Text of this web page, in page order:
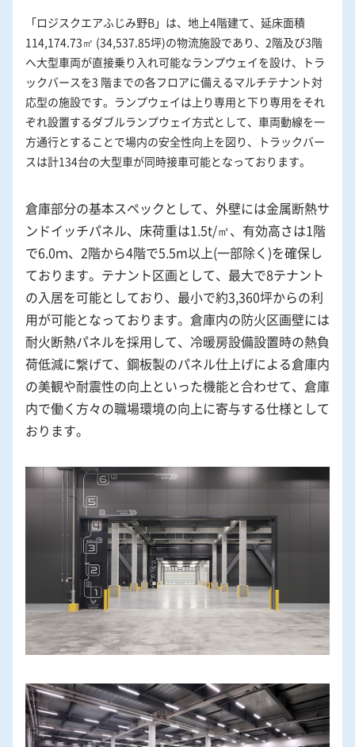
「ロジスクエアふじみ野B」は、地上4階建て、延床面積
114,174.73㎡ (34,537.85坪)の物流施設であり、2階及び3階
へ大型車両が直接乗り入れ可能なランプウェイを設け、トラ
ックバースを3 階までの各フロアに備えるマルチテナント対
応型の施設です。ランプウェイは上り専用と下り専用をそれ
ぞれ設置するダブルランプウェイ方式として、車両動線を一
方通行とすることで場内の安全性向上を図り、トラックバー
スは計134台の大型車が同時接車可能となっております。
倉庫部分の基本スペックとして、外壁には金属断熱サ
ンドイッチパネル、床荷重は1.5t/㎡、有効高さは1階
で6.0ｍ、2階から4階で5.5m以上(一部除く)を確保し
ております。テナント区画として、最大で8テナント
の入居を可能としており、最小で約3,360坪からの利
用が可能となっております。倉庫内の防火区画壁には
耐火断熱パネルを採用して、冷暖房設備設置時の熱負
荷低減に繋げて、鋼板製のパネル仕上げによる倉庫内
の美観や耐震性の向上といった機能と合わせて、倉庫
内で働く方々の職場環境の向上に寄与する仕様として
おります。